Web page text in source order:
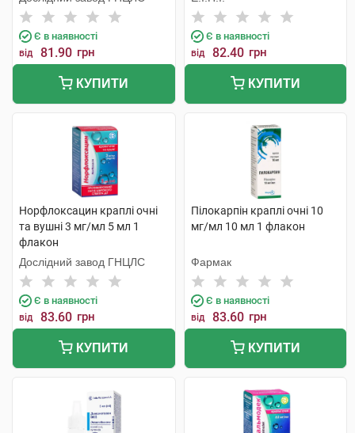
Є в наявності
від 81.90 грн
КУПИТИ
Є в наявності
від 82.40 грн
КУПИТИ
Норфлоксацин краплі очні
та вушні 3 мг/мл 5 мл 1
флакон
Дослідний завод ГНЦЛС
Є в наявності
від 83.60 грн
КУПИТИ
Пілокарпін краплі очні 10
мг/мл 10 мл 1 флакон
Фармак
Є в наявності
від 83.60 грн
КУПИТИ